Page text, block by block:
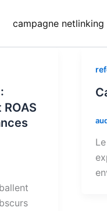
campagne netlinking